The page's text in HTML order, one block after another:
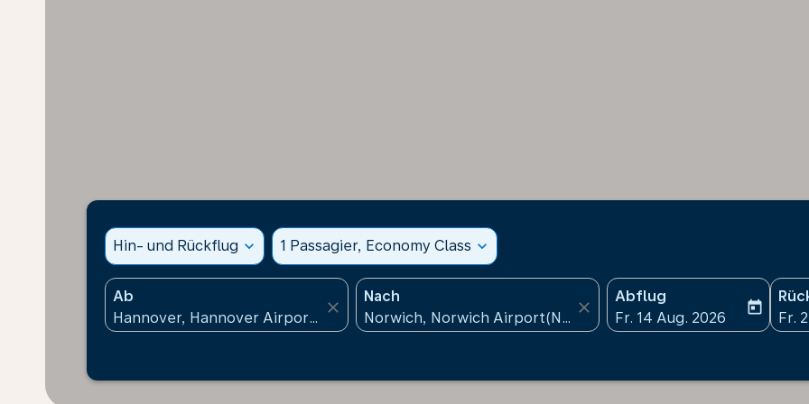
Hin- und Rückflug expand_more 1 Passagier, Economy Class expand_more
Ab
close
Nach
close
Abflug
fc-booking-departure-
Fr. 14 Aug. 2026
today
fc-
Fr.